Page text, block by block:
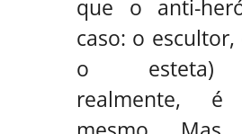
que o anti-
caso: o
o esteta)
realmente, é